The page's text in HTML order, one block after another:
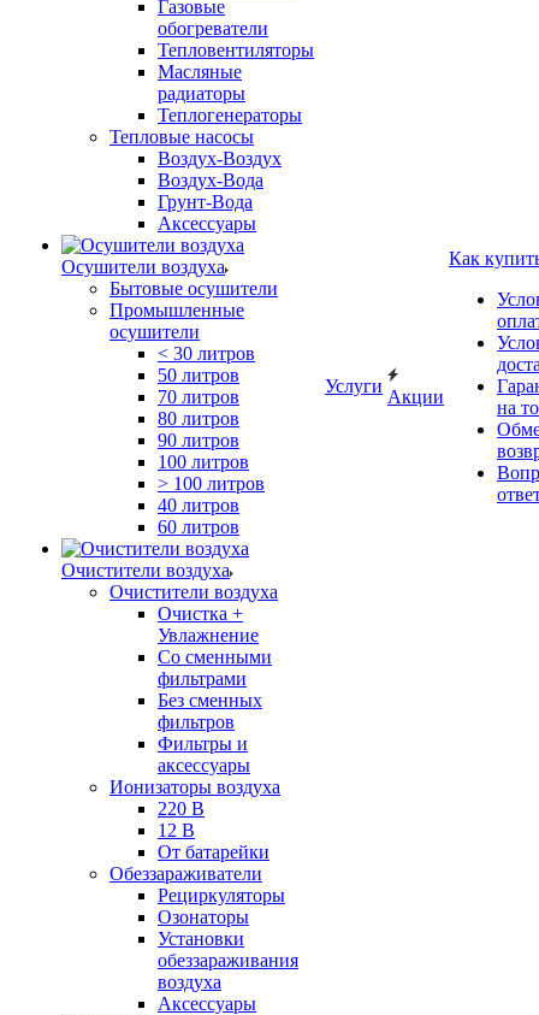
Газовые
обогреватели
Тепловентиляторы
Масляные
радиаторы
Теплогенераторы
Тепловые насосы
Воздух-Воздух
Воздух-Вода
Грунт-Вода
Аксессуары
Осушители воздуха
Бытовые осушители
Промышленные
осушители
< 30 литров
50 литров
70 литров
80 литров
90 литров
100 литров
> 100 литров
40 литров
60 литров
Очистители воздуха
Очистители воздуха
Очистка +
Увлажнение
Cо сменными
фильтрами
Без сменных
фильтров
Фильтры и
аксессуары
Ионизаторы воздуха
220 В
12 В
От батарейки
Обеззараживатели
Рециркуляторы
Озонаторы
Установки
обеззараживания
воздуха
Аксессуары
Услуги
Акции
Как
на